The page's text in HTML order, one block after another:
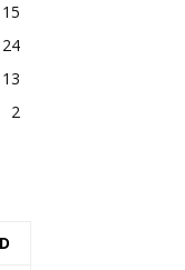
15
24
13
2
D